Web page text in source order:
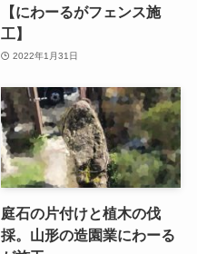
【にわーるがフェンス施
工】
2022年1月31日
庭石の片付けと植木の伐
採。山形の造園業にわーる